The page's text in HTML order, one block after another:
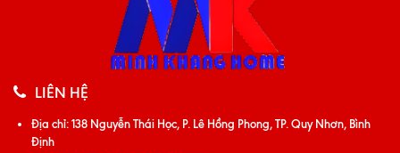
LIÊN HỆ
Địa chỉ:138 Nguyễn Thái Học, P. Lê Hồng Phong, TP. Quy Nhơn, Bình
Định